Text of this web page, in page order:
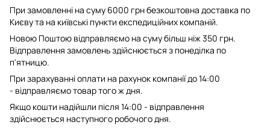
При замовленні на суму 6000 грн безкоштовна доставка по
Києву та на київські пункти експедиційних компаній.
Новою Поштою відправляємо на суму більш ніж 350 грн.
Відправлення замовлень здійснюється з понеділка по
п'ятницю.
При зарахуванні оплати на рахунок компанії до 14:00
- відправляємо товар того ж дня.
Якщо кошти надійшли після 14:00 - відправлення
здійснюється наступного робочого дня.